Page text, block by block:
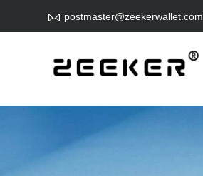
 postmaster@zeekerwallet.com